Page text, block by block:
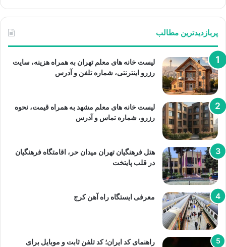
پربازدیدترین مطالب
لیست خانه های معلم تهران به همراه هزینه، سایت
رزرو اینترنتی، شماره تلفن و آدرس
لیست خانه های معلم مشهد به همراه قیمت، نحوه
رزرو، شماره تماس و آدرس
هتل فرهنگیان تهران میدان حر، اقامتگاه فرهنگیان
در قلب پایتخت
معرفی ایستگاه راه آهن کرج
راهنمای کد ایران؛ کد تلفن ثابت و موبایل برای